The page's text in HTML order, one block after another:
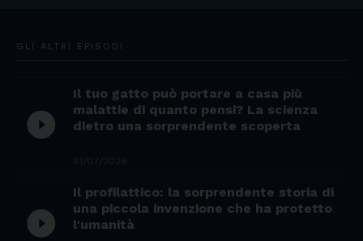
GLI ALTRI EPISODI
play_circle_filled
Il tuo gatto può portare a casa più
malattie di quanto pensi? La scienza
dietro una sorprendente scoperta
play_circle_filled
Il profilattico: la sorprendente storia di
una piccola invenzione che ha protetto
l'umanità